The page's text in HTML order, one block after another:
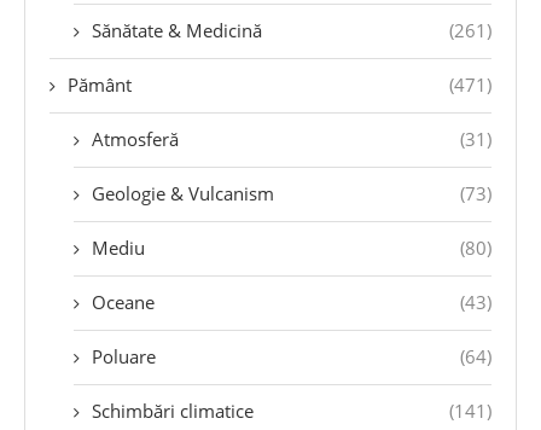
Sănătate & Medicină (261)
Pământ (471)
Atmosferă (31)
Geologie & Vulcanism (73)
Mediu (80)
Oceane (43)
Poluare (64)
Schimbări climatice (141)